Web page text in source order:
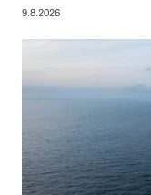
9.8.2026